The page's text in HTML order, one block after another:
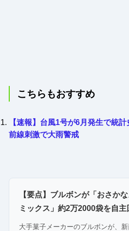
こちらもおすすめ
【速報】台風1号が6月発生で統
前線刺激で大雨警戒
【要点】ブルボンが「おさか
ミックス」約2万2000袋を自主
大手菓子メーカーのブルボンが、